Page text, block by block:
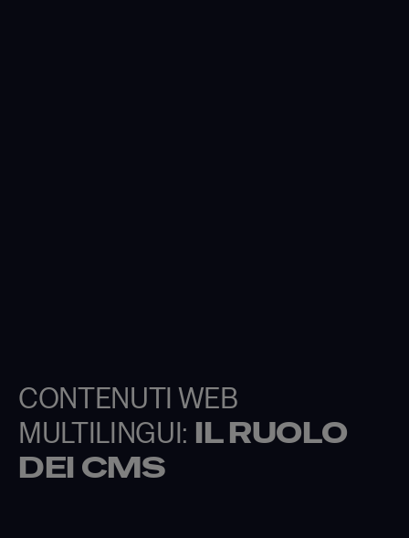
CONTENUTI WEB
MULTILINGUI: IL RUOLO
DEI CMS